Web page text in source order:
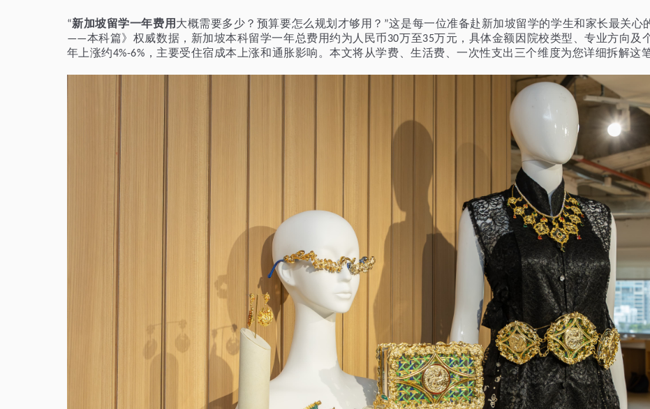
“新加坡留学一年费用 大概需要多少？预算要怎么规划才够用？ ”这是每一位准备赴新加坡留学的学生和家长最关心
——本科篇》权威数据，新加坡本科留学一年总费用约为人民币30万至35万元，具体金额因院校类型、专业方向及
年上涨约4%-6% ，主要受住宿成本上涨和通胀影响。本文将从学费、生活费、一次性支出三个维度为您详细拆解这